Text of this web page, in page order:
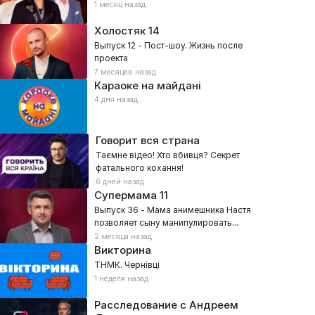
1 месяц назад
Холостяк14
Выпуск 12 - Пост-шоу. Жизнь после
проекта
7 месяцев назад
Караоке на майдані
4 дня назад
Говорит вся страна
Таємне відео! Хто вбивця? Секрет
фатального кохання!
6 дней назад
Супермама 11
Выпуск 36 - Мама анимешника Настя
позволяет сыну манипулировать
собой?
2 месяца назад
Викторина
ТНМК. Чернівці
1 неделя назад
Расследование с Андреем